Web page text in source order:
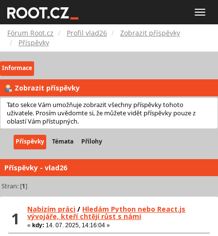
Toggle
Root.cz
Fórum Root.cz Profil vlad26
Zobrazit příspěvky
Příspěvky
Informace
Zobrazit příspěvky
Tato sekce Vám umožňuje zobrazit všechny příspěvky tohoto
uživatele. Prosím uvědomte si, že můžete vidět příspěvky pouze z
oblastí Vám přístupných.
Příspěvky Témata Přílohy
Příspěvky - vlad26
Stran: [1]
1 Nabízím práci / Hledám Python nebo React.js
vývojáře, kteří chtějí růst s námi
«kdy: 14. 07. 2025, 14:16:04 »